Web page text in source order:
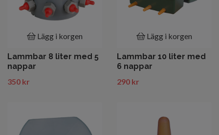
Lägg i korgen
Lammbar 8 liter med 5
nappar
350 kr
Lägg i korgen
Lammbar 10 liter med
6 nappar
290 kr